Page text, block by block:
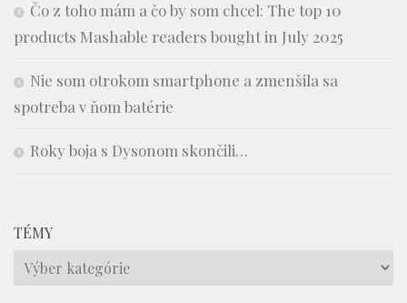
Čo z toho mám a čo by som chcel: The top 10
products Mashable readers bought in July 2025
Nie som otrokom smartphone a zmenšila sa
spotreba v ňom batérie
Roky boja s Dysonom skončili…
TÉMY
Témy